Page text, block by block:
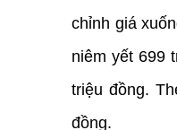
chỉnh giá
niêm yết 699
triệu đồng.
đồng.